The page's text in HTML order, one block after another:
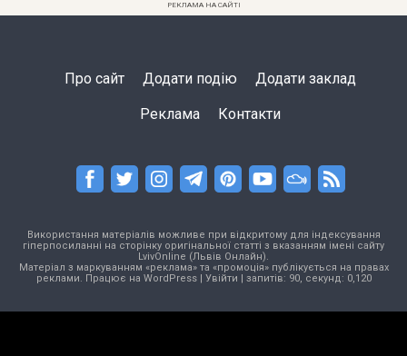
РЕКЛАМА НА САЙТІ
Про сайт Додати подію Додати заклад
Реклама Контакти
Використання матеріалів можливе при відкритому для індексування
гіперпосиланні на сторінку оригінальної статті з вказанням імені сайту
LvivOnline (Львів Онлайн).
Матеріал з маркуванням «реклама» та «промоція» публікується на правах
реклами. Працює на WordPress| Увійти | запитів: 90, секунд: 0,120